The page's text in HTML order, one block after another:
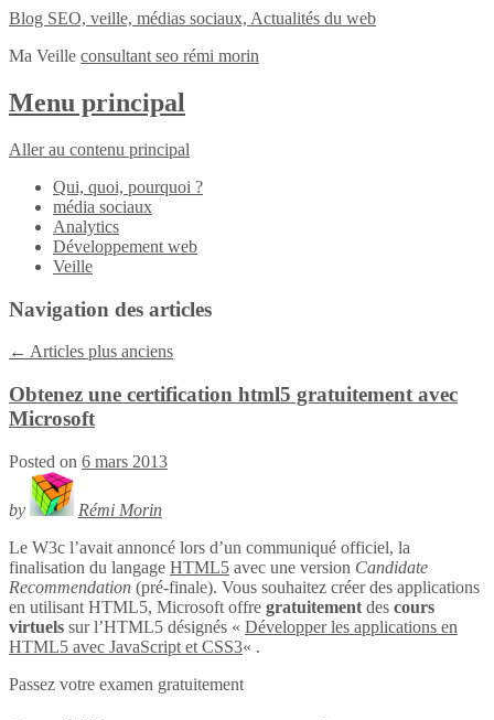
Blog SEO, veille, médias sociaux, Actualités du web
Ma Veille consultant seo rémi morin
Menu principal
Aller au contenu principal
Qui, quoi, pourquoi ?
média sociaux
Analytics
Développement web
Veille
Navigation des articles
← Articles plus anciens
Obtenez une certification html5 gratuitement avec
Microsoft
Posted on 6 mars 2013
by
Rémi Morin
Le W3c l’avait annoncé lors d’un communiqué officiel, la
finalisation du langage HTML5 avec une version Candidate
Recommendation (pré-finale). Vous souhaitez créer des applications
en utilisant HTML5, Microsoft offre gratuitement des cours
virtuels sur l’HTML5 désignés « Développer les applications en
HTML5 avec JavaScript et CSS3« .
Passez votre examen gratuitement